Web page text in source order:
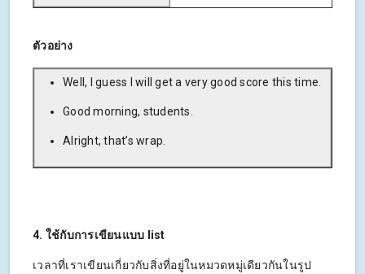
ตัวอย่าง
Well, I guess I will get a very good score this time.
Good morning, students.
Alright, that’s wrap.
4. ใช้กับการเขียนแบบ list
เวลาที่เราเขียนเกี่ยวกับสิ่งที่อยู่ในหมวดหมู่เดียวกันในรูป